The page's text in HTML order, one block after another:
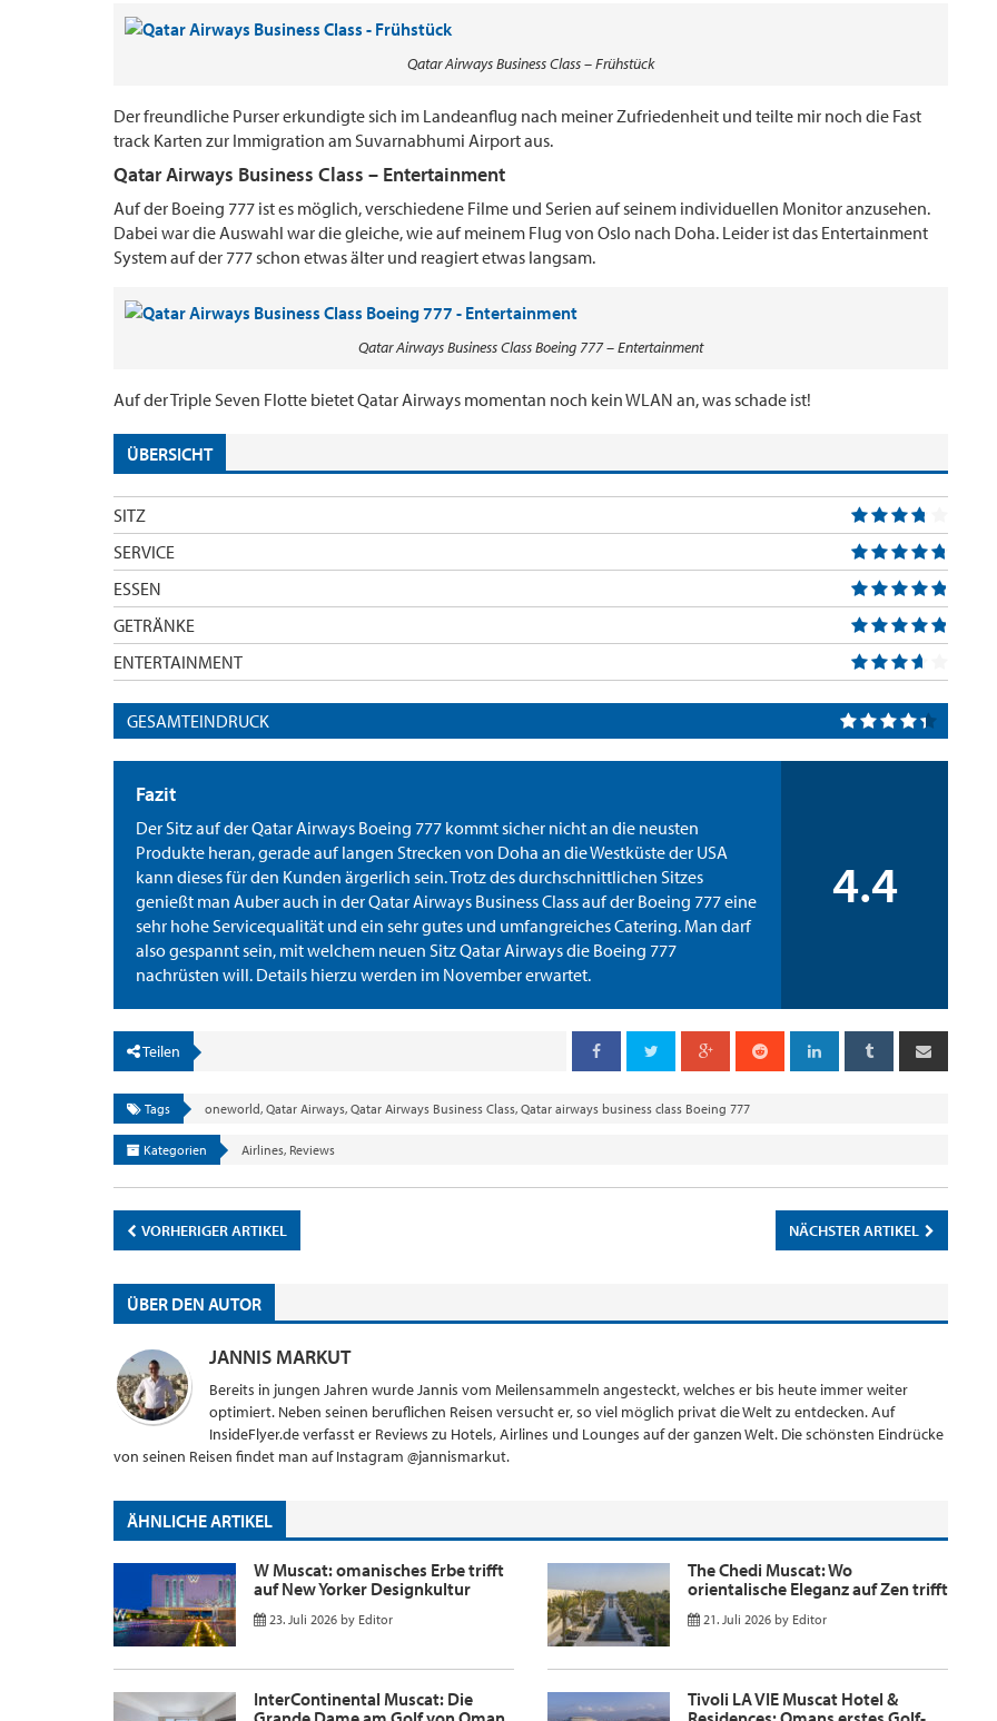
Qatar Airways Business Class – Frühstück
Der freundliche Purser erkundigte sich im Landeanflug nach meiner Zufriedenheit und teilte mir noch die Fast
track Karten zur Immigration am Suvarnabhumi Airport aus.
Qatar Airways Business Class – Entertainment
Auf der Boeing 777 ist es möglich, verschiedene Filme und Serien auf seinem individuellen Monitor anzusehen.
Dabei war die Auswahl war die gleiche, wie auf meinem Flug von Oslo nach Doha. Leider ist das Entertainment
System auf der 777 schon etwas älter und reagiert etwas langsam.
Qatar Airways Business Class Boeing 777 – Entertainment
Auf der Triple Seven Flotte bietet Qatar Airways momentan noch kein WLAN an, was schade ist!
ÜBERSICHT
SITZ
SERVICE
ESSEN
GETRÄNKE
ENTERTAINMENT
GESAMTEINDRUCK
Fazit
Der Sitz auf der Qatar Airways Boeing 777 kommt sicher nicht an die neusten
Produkte heran, gerade auf langen Strecken von Doha an die Westküste der USA
kann dieses für den Kunden ärgerlich sein. Trotz des durchschnittlichen Sitzes
genießt man Auber auch in der Qatar Airways Business Class auf der Boeing 777 eine
sehr hohe Servicequalität und ein sehr gutes und umfangreiches Catering. Man darf
also gespannt sein, mit welchem neuen Sitz Qatar Airways die Boeing 777
nachrüsten will. Details hierzu werden im November erwartet.
4.4
Teilen
Tags oneworld, Qatar Airways, Qatar Airways Business Class, Qatar airways business class Boeing 777
Kategorien Airlines, Reviews
VORHERIGER ARTIKEL NÄCHSTER ARTIKEL
ÜBER DEN AUTOR
JANNIS MARKUT
Bereits in jungen Jahren wurde Jannis vom Meilensammeln angesteckt, welches er bis heute immer weiter
optimiert. Neben seinen beruflichen Reisen versucht er, so viel möglich privat die Welt zu entdecken. Auf
InsideFlyer.de verfasst er Reviews zu Hotels, Airlines und Lounges auf der ganzen Welt. Die schönsten Eindrücke
von seinen Reisen findet man auf Instagram @jannismarkut.
ÄHNLICHE ARTIKEL
W Muscat: omanisches Erbe trifft
auf New Yorker Designkultur
23. Juli 2026 by Editor
The Chedi Muscat: Wo
orientalische Eleganz auf Zen trifft
21. Juli 2026 by Editor
InterContinental Muscat: Die
Tivoli LA VIE Muscat Hotel &